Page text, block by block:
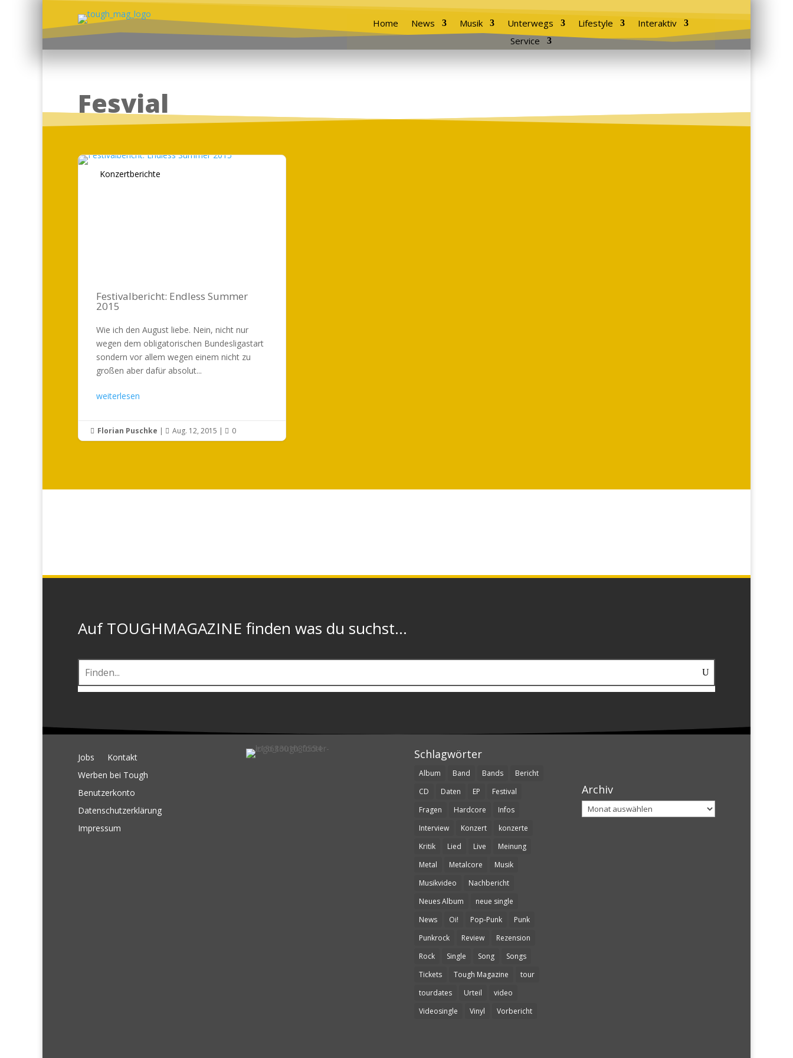
Home News Musik Unterwegs Lifestyle
Interaktiv
Service
Fesvial
Konzertberichte
Festivalbericht: Endless Summer
2015
Wie ich den August liebe. Nein, nicht nur
wegen dem obligatorischen Bundesligastart
sondern vor allem wegen einem nicht zu
großen aber dafür absolut...
weiterlesen
 Florian Puschke |  Aug. 12, 2015 |  0
Auf TOUGHMAGAZINE finden was du suchst...
Jobs
Kontakt
Werben bei Tough
Benutzerkonto
Datenschutzerklärung
Impressum
Schlagwörter
Album Band Bands
Bericht
CD
Daten EP
Festival
Fragen
Hardcore
Infos
Interview
Konzert
konzerte
Kritik
Lied Live
Meinung
Metal
Metalcore
Musik
Musikvideo
Nachbericht
Neues Album
neue single
News
Oi! Pop-Punk
Punk
Punkrock
Review
Rezension
Rock
Single Song
Songs
Tickets
Tough Magazine
tour
tourdates
Urteil
video
Videosingle
Vinyl Vorbericht
Archiv
Archiv